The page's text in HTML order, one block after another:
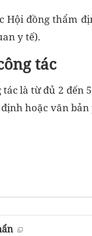
Hội đồng thẩm
y tế).
tác
là từ đủ 2 đến
hoặc văn